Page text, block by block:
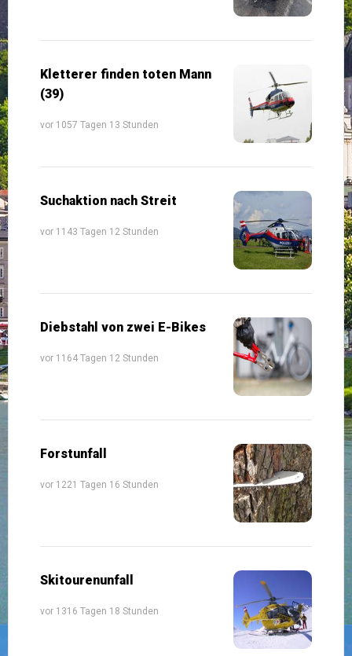
Kletterer finden toten Mann
(39)
vor 1057 Tagen 13 Stunden
Suchaktion nach Streit
vor 1143 Tagen 12 Stunden
Diebstahl von zwei E-Bikes
vor 1164 Tagen 12 Stunden
Forstunfall
vor 1221 Tagen 16 Stunden
Skitourenunfall
vor 1316 Tagen 18 Stunden